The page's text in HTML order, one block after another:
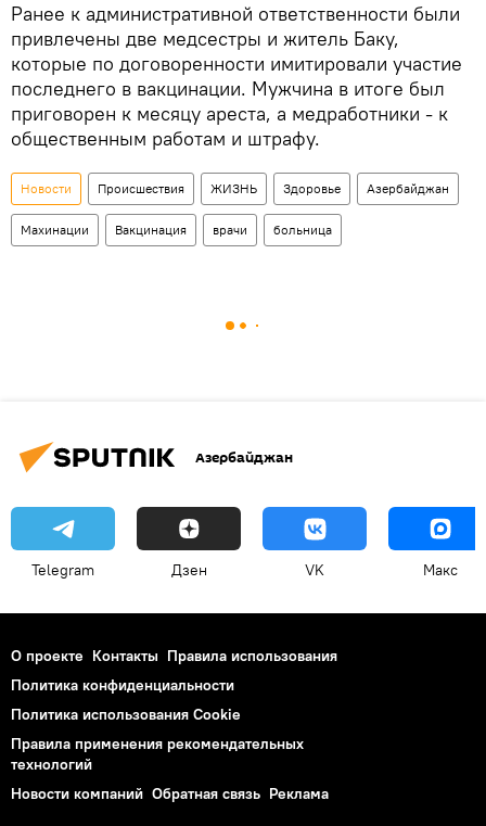
Ранее к административной ответственности были
привлечены две медсестры и житель Баку,
которые по договоренности имитировали участие
последнего в вакцинации. Мужчина в итоге был
приговорен к месяцу ареста, а медработники - к
общественным работам и штрафу.
Новости Происшествия ЖИЗНЬ Здоровье Азербайджан
Махинации Вакцинация врачи больница
Азербайджан
Telegram Дзен VK Макс
О проекте Контакты Правила использования
Политика конфиденциальности
Политика использования Cookie
Правила применения рекомендательных
технологий
Новости компаний Обратная связь Реклама